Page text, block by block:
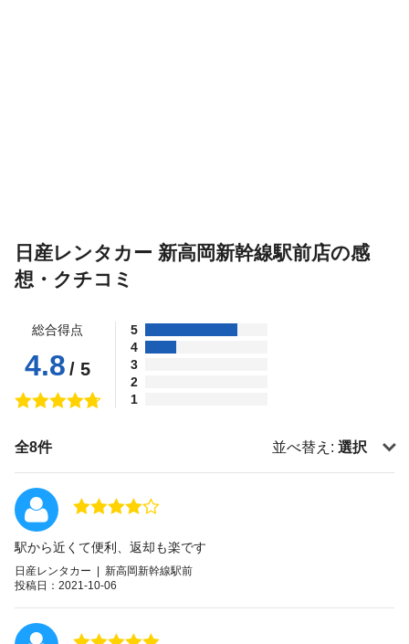
日産レンタカー 新高岡新幹線駅前店の感
想・クチコミ
総合得点
4.8 / 5
5
4
3
2
1
全8件 並べ替え: 選択
駅から近くて便利、返却も楽です
日産レンタカー | 新高岡新幹線駅前
投稿日：2021-10-06